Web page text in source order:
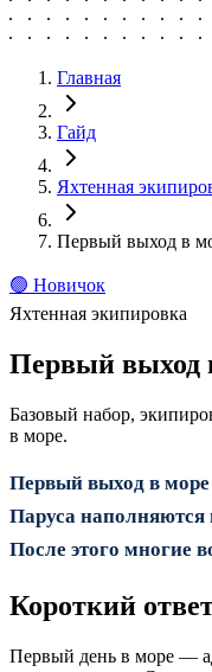
Главная
Гайд
Яхтенная
Первый выход в
🟢 Новичок
Яхтенная экипировка
Первый выход
Базовый набор,
в море.
Первый выход в
Паруса наполняются
После этого многие
Короткий
Первый день в море —